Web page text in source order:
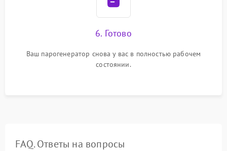
6. Готово
Ваш парогенератор снова у вас в полностью рабочем
состоянии.
FAQ. Ответы на вопросы